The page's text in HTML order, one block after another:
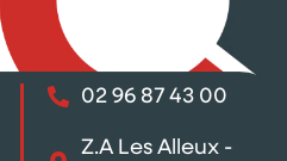
02 96 87 43 00
Z.A Les Alleux -